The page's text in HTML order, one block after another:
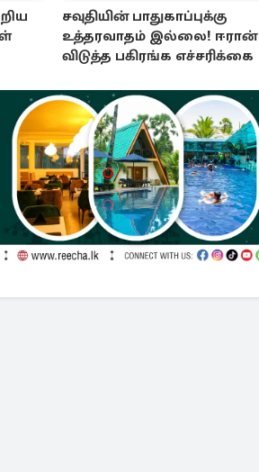
சவுதியின் பாதுகாப்புக்கு
உத்தரவாதம் இல்லை! ஈரான்
விடுத்த பகிரங்க எச்சரிக்கை